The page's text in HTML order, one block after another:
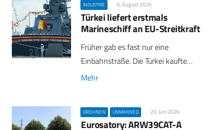
INDUSTRIE 6. August 2026
Türkei liefert erstmals
Marineschiff an EU-Streitkraft
Früher gab es fast nur eine
Einbahnstraße. Die Türkei kaufte…
Mehr
DROHNEN UNMANNED 20. Juni 2026
Eurosatory: ARW39CAT-A